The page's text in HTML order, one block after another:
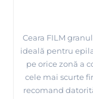
Ceara FILM
ideală pentru
pe orice zonă a
cele mai scurte
recomand